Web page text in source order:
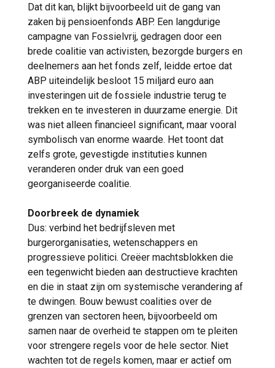
Dat dit kan, blijkt bijvoorbeeld uit de gang van
zaken bij pensioenfonds ABP. Een langdurige
campagne van Fossielvrij, gedragen door een
brede coalitie van activisten, bezorgde burgers en
deelnemers aan het fonds zelf, leidde ertoe dat
ABP uiteindelijk besloot 15 miljard euro aan
investeringen uit de fossiele industrie terug te
trekken en te investeren in duurzame energie. Dit
was niet alleen financieel significant, maar vooral
symbolisch van enorme waarde. Het toont dat
zelfs grote, gevestigde instituties kunnen
veranderen onder druk van een goed
georganiseerde coalitie.
Doorbreek de dynamiek
Dus: verbind het bedrijfsleven met
burgerorganisaties, wetenschappers en
progressieve politici. Creëer machtsblokken die
een tegenwicht bieden aan destructieve krachten
en die in staat zijn om systemische verandering af
te dwingen. Bouw bewust coalities over de
grenzen van sectoren heen, bijvoorbeeld om
samen naar de overheid te stappen om te pleiten
voor strengere regels voor de hele sector. Niet
wachten tot de regels komen, maar er actief om